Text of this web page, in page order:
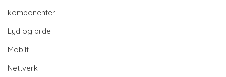
komponenter
Lyd og bilde
Mobilt
Nettverk